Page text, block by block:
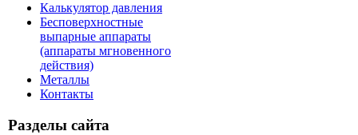
Калькулятор давления
Бесповерхностные
выпарные аппараты
(аппараты мгновенного
действия)
Металлы
Контакты
Разделы сайта